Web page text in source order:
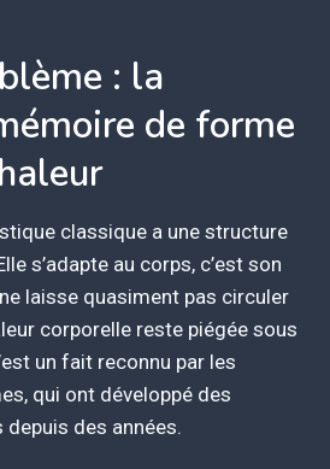
: la
de forme
classique a une structure
s’adapte au corps, c’est son
laisse quasiment pas circuler
corporelle reste piégée sous
un fait reconnu par les
qui ont développé des
des années.